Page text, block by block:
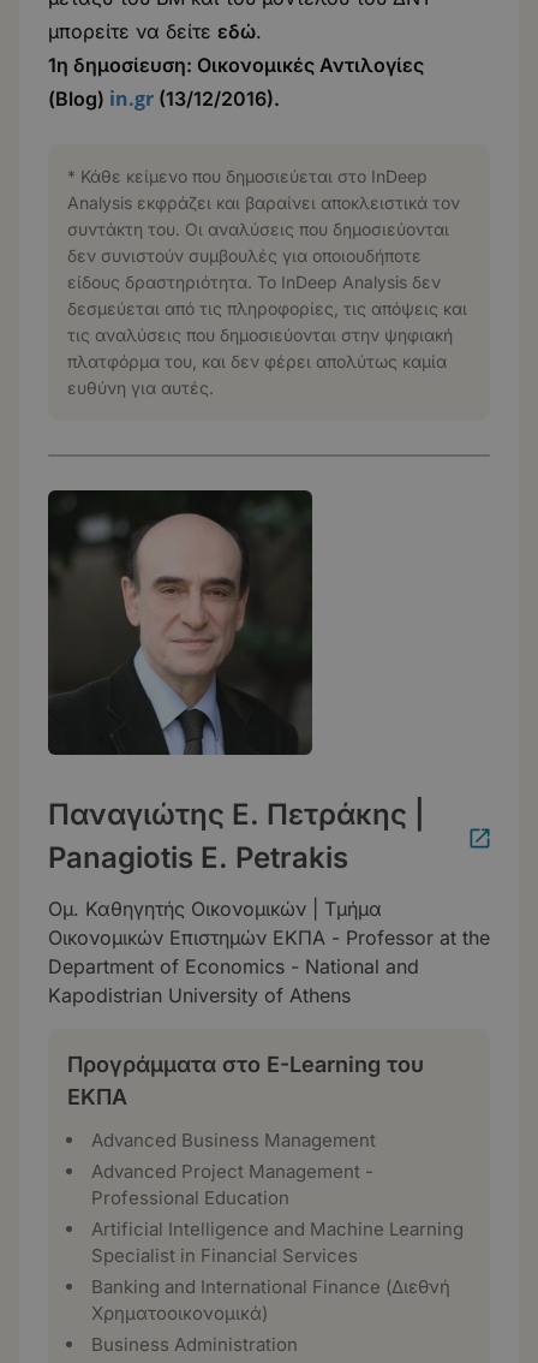
μπορείτε να δείτε εδώ.
1η δημοσίευση: Οικονομικές Αντιλογίες
(Blog) in.gr (13/12/2016).
* Κάθε κείμενο που δημοσιεύεται στο InDeep
Analysis εκφράζει και βαραίνει αποκλειστικά τον
συντάκτη του. Οι αναλύσεις που δημοσιεύονται
δεν συνιστούν συμβουλές για οποιουδήποτε
είδους δραστηριότητα. Το InDeep Analysis δεν
δεσμεύεται από τις πληροφορίες, τις απόψεις και
τις αναλύσεις που δημοσιεύονται στην ψηφιακή
πλατφόρμα του, και δεν φέρει απολύτως καμία
ευθύνη για αυτές.
Παναγιώτης Ε. Πετράκης |
Panagiotis E. Petrakis
Ομ. Καθηγητής Οικονομικών | Τμήμα
Οικονομικών Επιστημών ΕΚΠΑ - Professor at the
Department of Economics - National and
Kapodistrian University of Athens
Προγράμματα στο E-Learning του
ΕΚΠΑ
Advanced Business Management
Advanced Project Management -
Professional Education
Artificial Intelligence and Machine Learning
Specialist in Financial Services
Banking and International Finance (Διεθνή
Χρηματοοικονομικά)
Business Administration